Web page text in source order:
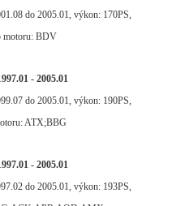
do 2005.01, výkon: 170PS,
motoru: BDV
- 2005.01
do 2005.01, výkon: 190PS,
ATX;BBG
- 2005.01
do 2005.01, výkon: 193PS,